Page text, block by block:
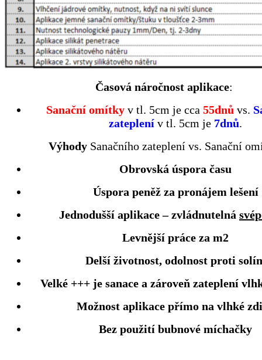
Časová náročnost aplikace:
Sanační omítky v tl. 5cm je cca 55dnů vs.
zateplení v tl. 5cm je 7dnů.
Výhody Sanačního zateplení vs. Sanační
Obrovská úspora času
Úspora peněž za pronájem lešení
Jednodušší aplikace – zvládnutelná
Levnější práce za m2
Delší životnost, odolnost proti
Velké +++ je sanace a zároveň zateplení
Možnost aplikace přímo na vlhké
Bez použití bubnové míchačky